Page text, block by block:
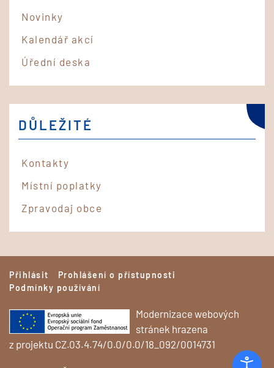
Novinky
Kalendář akcí
Úřední deska
DŮLEŽITÉ
Kontakty
Místní poplatky
Zpravodaj obce
Přihlásit
Prohlášení o přístupnosti
Podmínky používání
Modernizace webových
stránek hrazena
z projektu CZ.03.4.74/0.0/0.0/18_092/0014731